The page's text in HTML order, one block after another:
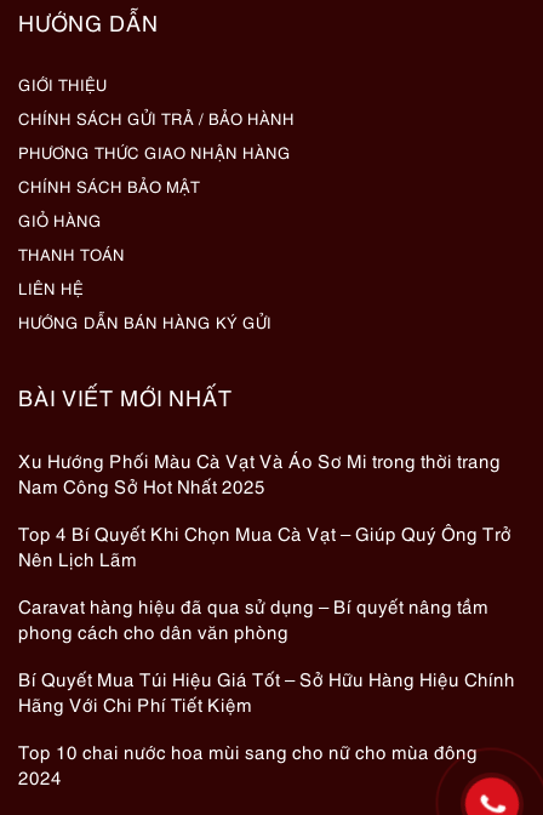
HƯỚNG DẪN
GIỚI THIỆU
CHÍNH SÁCH GỬI TRẢ / BẢO HÀNH
PHƯƠNG THỨC GIAO NHẬN HÀNG
CHÍNH SÁCH BẢO MẬT
GIỎ HÀNG
THANH TOÁN
LIÊN HỆ
HƯỚNG DẪN BÁN HÀNG KÝ GỬI
BÀI VIẾT MỚI NHẤT
Xu Hướng Phối Màu Cà Vạt Và Áo Sơ Mi trong thời trang
Nam Công Sở Hot Nhất 2025
Top 4 Bí Quyết Khi Chọn Mua Cà Vạt – Giúp Quý Ông Trở
Nên Lịch Lãm
Caravat hàng hiệu đã qua sử dụng – Bí quyết nâng tầm
phong cách cho dân văn phòng
Bí Quyết Mua Túi Hiệu Giá Tốt – Sở Hữu Hàng Hiệu Chính
Hãng Với Chi Phí Tiết Kiệm
Top 10 chai nước hoa mùi sang cho nữ cho mùa đông
2024